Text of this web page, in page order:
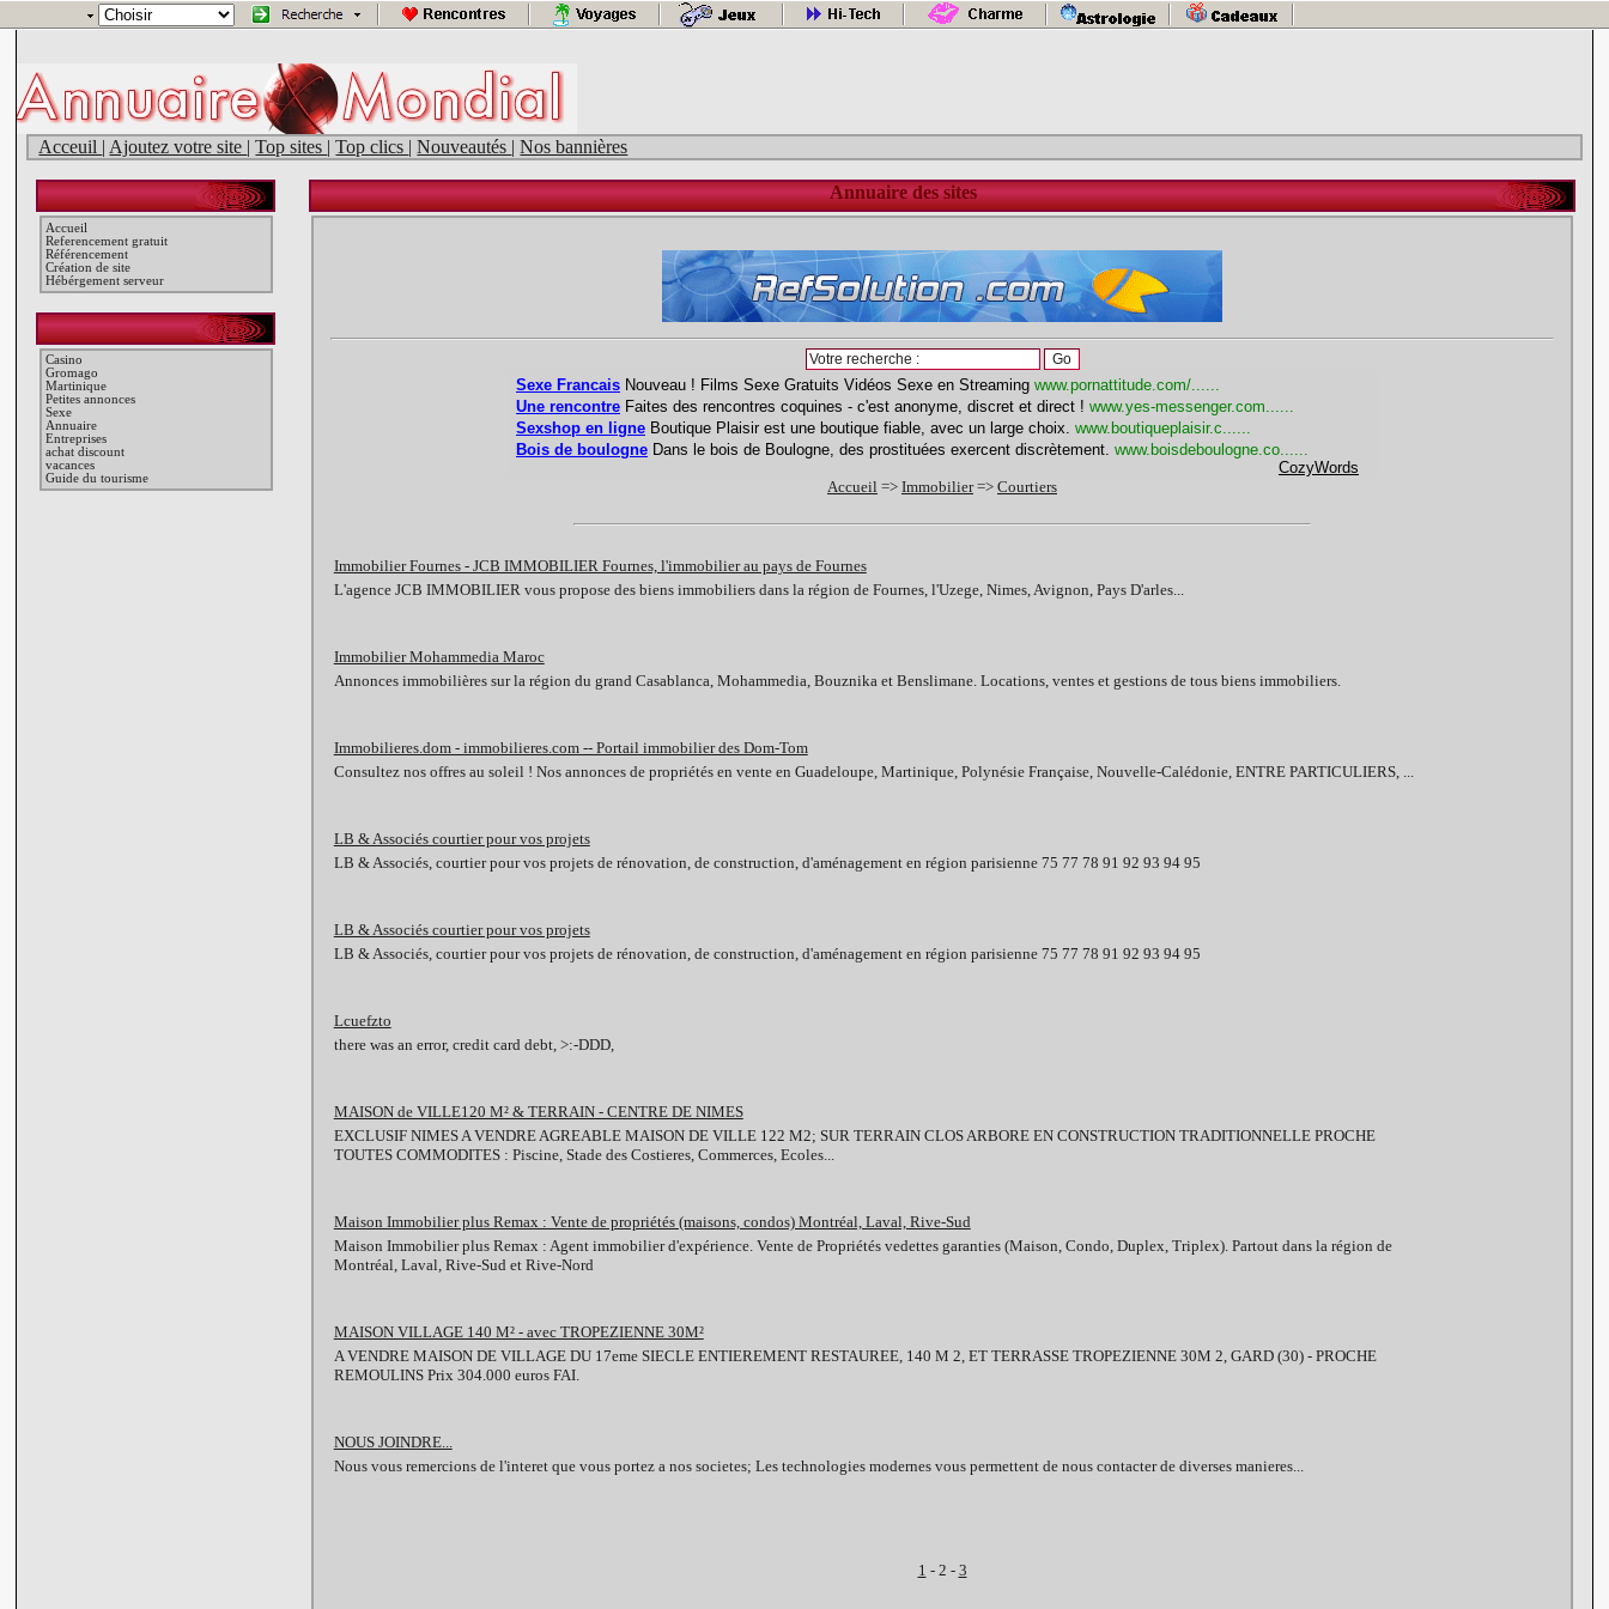
Acceuil | Ajoutez votre site |Top sites |Top clics |Nouveautés |Nos bannières
Accueil
Referencement gratuit
Référencement
Création de site
Hébérgement serveur
Casino
Gromago
Martinique
Petites annonces
Sexe
Annuaire
Entreprises
achat discount
vacances
Guide du tourisme
Annuaire des sites
Accueil => Immobilier=> Courtiers
Immobilier Fournes - JCB IMMOBILIER Fournes, l'immobilier au pays de Fournes
L'agence JCB IMMOBILIER vous propose des biens immobiliers dans la région de Fournes, l'Uzege, Nimes, Avignon, Pays D'arles...
Immobilier Mohammedia Maroc
Annonces immobilières sur la région du grand Casablanca, Mohammedia, Bouznika et Benslimane. Locations, ventes et gestions de tous biens immobiliers.
Immobilieres.dom - immobilieres.com -- Portail immobilier des Dom-Tom
Consultez nos offres au soleil ! Nos annonces de propriétés en vente en Guadeloupe, Martinique, Polynésie Française, Nouvelle-Calédonie, ENTRE PARTICULIERS, ...
LB & Associés courtier pour vos projets
LB & Associés, courtier pour vos projets de rénovation, de construction, d'aménagement en région parisienne 75 77 78 91 92 93 94 95
LB & Associés courtier pour vos projets
LB & Associés, courtier pour vos projets de rénovation, de construction, d'aménagement en région parisienne 75 77 78 91 92 93 94 95
Lcuefzto
there was an error, credit card debt, >:-DDD,
MAISON de VILLE120 M² & TERRAIN - CENTRE DE NIMES
EXCLUSIF NIMES A VENDRE AGREABLE MAISON DE VILLE 122 M2; SUR TERRAIN CLOS ARBORE EN CONSTRUCTION TRADITIONNELLE PROCHE
TOUTES COMMODITES : Piscine, Stade des Costieres, Commerces, Ecoles...
Maison Immobilier plus Remax : Vente de propriétés (maisons, condos) Montréal, Laval, Rive-Sud
Maison Immobilier plus Remax : Agent immobilier d'expérience. Vente de Propriétés vedettes garanties (Maison, Condo, Duplex, Triplex). Partout dans la région de
Montréal, Laval, Rive-Sud et Rive-Nord
MAISON VILLAGE 140 M² - avec TROPEZIENNE 30M²
A VENDRE MAISON DE VILLAGE DU 17eme SIECLE ENTIEREMENT RESTAUREE, 140 M 2, ET TERRASSE TROPEZIENNE 30M 2, GARD (30) - PROCHE
REMOULINS Prix 304.000 euros FAI.
NOUS JOINDRE...
Nous vous remercions de l'interet que vous portez a nos societes; Les technologies modernes vous permettent de nous contacter de diverses manieres...
1 - 2 - 3